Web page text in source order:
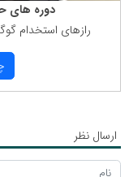
دوره های
رازهای استخدام
ارسال نظر